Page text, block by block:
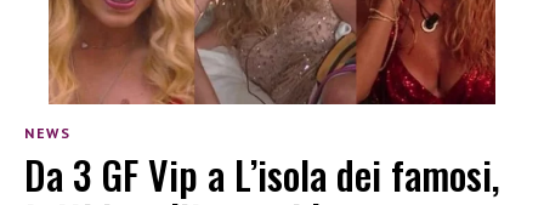
NEWS
Da 3 GF Vip a L’isola dei famosi,